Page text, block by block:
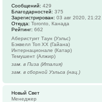
Сообщений: 429
Благодарностей: 375
Зарегистрирован: 03 авг 2020, 21:22
Откуда: Toronto, Канада
Рейтинг: 662
Аберистуит Таун (Уэльс)
Бэквелл Топ ХХ (Гайана)
Интернационале (Катар)
Темушент (Алжир)
зам. в Пиза (Италия)
зам. в сборной Уэльса (нац.)
Новый Свет
Менеджер